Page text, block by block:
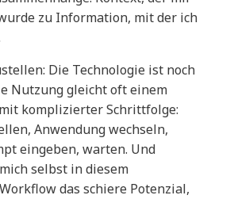
zu Information, mit der ich
Die Technologie ist noch
Nutzung gleicht oft einem
komplizierter Schrittfolge:
Anwendung wechseln,
eingeben, warten. Und
selbst in diesem
das schiere Potenzial,